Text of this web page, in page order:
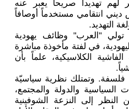
تهديداً صريحاً يعبر عنه
ديني انتقامي مستخدماً أوصافاً
التهديد.
تولي "العرب" وظائف يهودية
في لفتة مأخوذة مباشرة
الكلاسيكية، علماً بأن
فلسفة. وتمتلك نظرية سياسيّة
والدولة والمجتمع،
إلى النزعة الشوفينية